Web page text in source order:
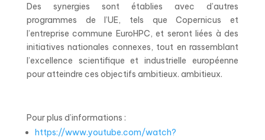
Des synergies sont établies avec d’autres
programmes de l’UE, tels que Copernicus et
l’entreprise commune EuroHPC, et seront liées à des
initiatives nationales connexes, tout en rassemblant
l’excellence scientifique et industrielle européenne
pour atteindre ces objectifs ambitieux. ambitieux.
Pour plus d’informations :
https://www.youtube.com/watch?